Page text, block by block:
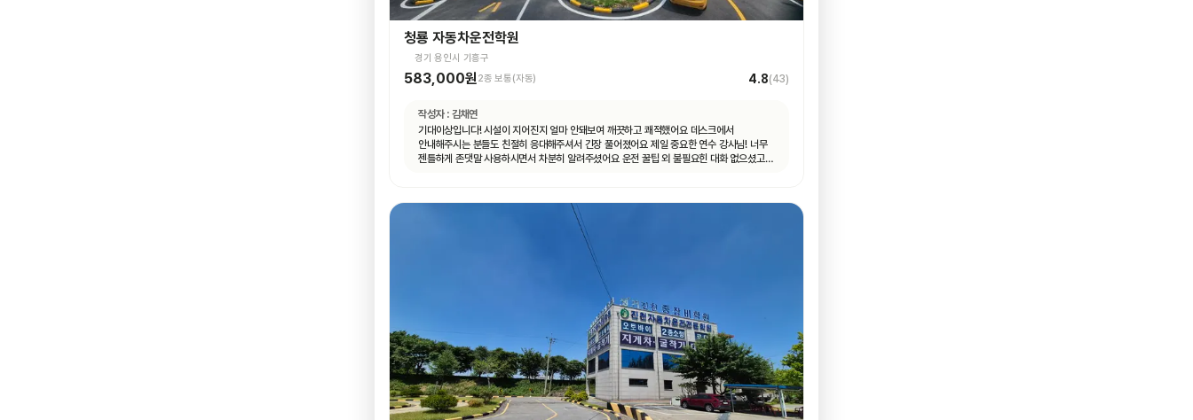
청룡 자동차운전학원
경기 용인시 기흥구
583,000원2종 보통(자동) 4.8(43)
작성자 : 김채연
기대이상입니다! 시설이 지어진지 얼마 안돼보여 깨끗하고 쾌적했어요 데스크에서
안내해주시는 분들도 친절히 응대해주셔서 긴장 풀어졌어요 제일 중요한 연수 강사님! 너무
젠틀하게 존댓말 사용하시면서 차분히 알려주셨어요 운전 꿀팁 외 불필요힌 대화 없으셨고